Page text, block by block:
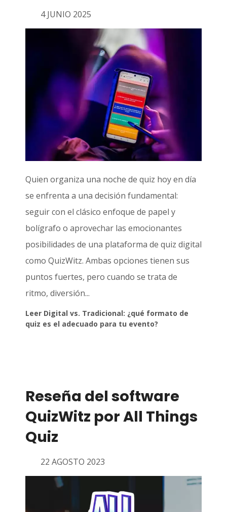
4 JUNIO 2025
Quien organiza una noche de quiz hoy en día
se enfrenta a una decisión fundamental:
seguir con el clásico enfoque de papel y
bolígrafo o aprovechar las emocionantes
posibilidades de una plataforma de quiz digital
como QuizWitz. Ambas opciones tienen sus
puntos fuertes, pero cuando se trata de
ritmo, diversión...
Leer Digital vs. Tradicional: ¿qué formato de
quiz es el adecuado para tu evento?
Reseña del software
QuizWitz por All Things
Quiz
22 AGOSTO 2023